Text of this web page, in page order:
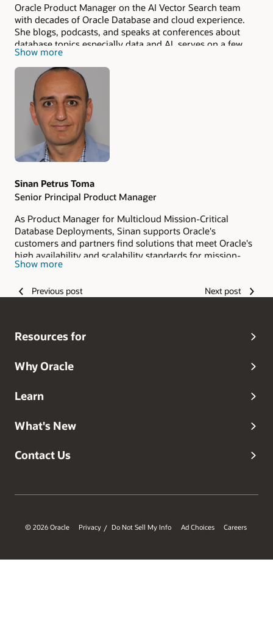
Oracle Product Manager on the AI Vector Search team
with decades of Oracle Database and cloud experience.
She blogs, podcasts, and speaks at conferences about
database topics especially data and AI, serves on a few
community boards such as IT‑Tage and DOAG Database
Committee, is member of German Data Science
Community, and mentors young women in tech through
Cyber Mentor.
Show more
Sinan Petrus Toma
Senior Principal Product Manager
As Product Manager for Multicloud Mission-Critical
Database Deployments, Sinan supports Oracle's
customers and partners find solutions that meet Oracle's
high availability and scalability standards for mission-
critical databases in multicloud environments. Sinan is
Technologies, believes in lifelong learning andsharing
Show more
Previous post Next post
Resources for
Why Oracle
Learn
What's New
Contact Us
© 2026 Oracle Privacy / Do Not Sell My Info Ad Choices Careers